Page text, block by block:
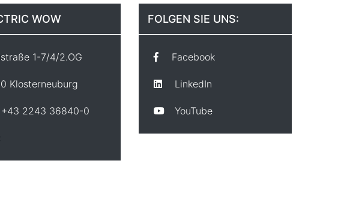
WOW
1-7/4/2.OG
Klosterneuburg
+43 2243 36840-0
FOLGEN SIE UNS:
Facebook
LinkedIn
YouTube